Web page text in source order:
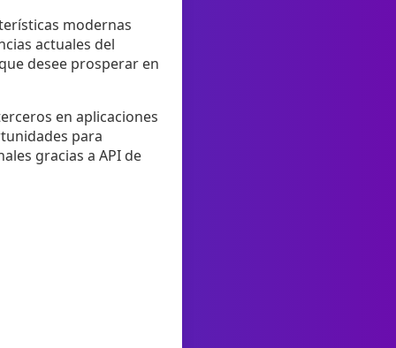
modernas
actuales del
desee prosperar en
en aplicaciones
para
gracias a API de